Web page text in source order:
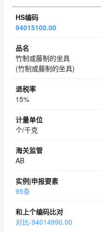
94015100.00
竹制或藤制的坐具
(竹制或藤制的坐具)
15%
个/千克
AB
95条
对比-94014990.00